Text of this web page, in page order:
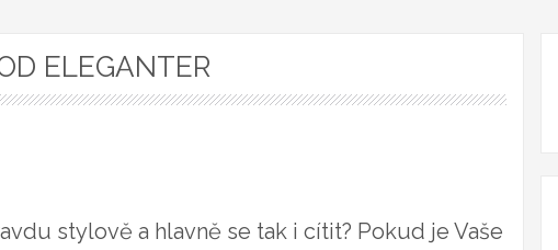
ELEGANTER
stylově a hlavně se tak i cítit? Pokud je Vaše